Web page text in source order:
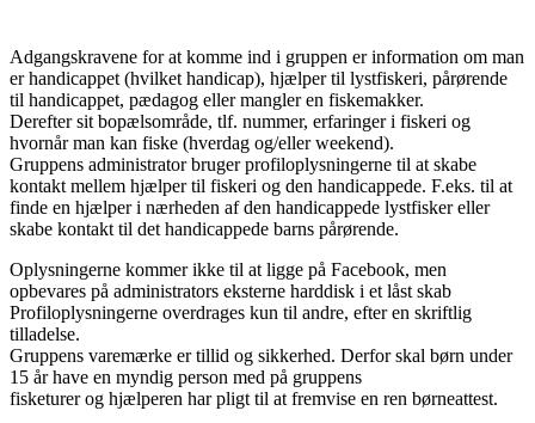
Adgangskravene for at komme ind i gruppen er information om man
er handicappet (hvilket handicap), hjælper til lystfiskeri, pårørende
til handicappet, pædagog eller mangler en fiskemakker.
Derefter sit bopælsområde, tlf. nummer, erfaringer i fiskeri og
hvornår man kan fiske (hverdag og/eller weekend).
Gruppens administrator bruger profiloplysningerne til at skabe
kontakt mellem hjælper til fiskeri og den handicappede. F.eks. til at
finde en hjælper i nærheden af den handicappede lystfisker eller
skabe kontakt til det handicappede barns pårørende.
Oplysningerne kommer ikke til at ligge på Facebook, men
opbevares på administrators eksterne harddisk i et låst skab
Profiloplysningerne overdrages kun til andre, efter en skriftlig
tilladelse.
Gruppens varemærke er tillid og sikkerhed. Derfor skal børn under
15 år have en myndig person med på gruppens
fisketurer og hjælperen har pligt til at fremvise en ren børneattest.